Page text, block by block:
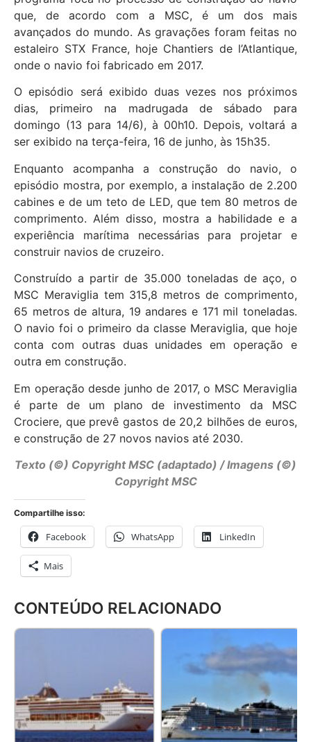
que, de acordo com a MSC, é um dos mais
avançados do mundo. As gravações foram feitas no
estaleiro STX France, hoje Chantiers de l’Atlantique,
onde o navio foi fabricado em 2017.
O episódio será exibido duas vezes nos próximos
dias, primeiro na madrugada de sábado para
domingo (13 para 14/6), à 00h10. Depois, voltará a
ser exibido na terça-feira, 16 de junho, às 15h35.
Enquanto acompanha a construção do navio, o
episódio mostra, por exemplo, a instalação de 2.200
cabines e de um teto de LED, que tem 80 metros de
comprimento. Além disso, mostra a habilidade e a
experiência marítima necessárias para projetar e
construir navios de cruzeiro.
Construído a partir de 35.000 toneladas de aço, o
MSC Meraviglia tem 315,8 metros de comprimento,
65 metros de altura, 19 andares e 171 mil toneladas.
O navio foi o primeiro da classe Meraviglia, que hoje
conta com outras duas unidades em operação e
outra em construção.
Em operação desde junho de 2017, o MSC Meraviglia
é parte de um plano de investimento da MSC
Crociere, que prevê gastos de 20,2 bilhões de euros,
e construção de 27 novos navios até 2030.
Texto (©) Copyright MSC (adaptado) / Imagens (©)
Copyright MSC
Compartilhe isso:
Facebook WhatsApp LinkedIn
Mais
CONTEÚDO RELACIONADO